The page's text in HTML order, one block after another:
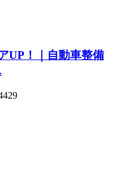
UP！｜自動車整備